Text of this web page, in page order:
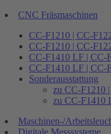
CNC Fräsmaschinen
CC-F1210 | CC-
CC-F1210 | CC-
CC-F1410 LF | CC-
CC-F1410 LF | CC-
Sonderausstattung
zu CC-F1210
zu CC-F1410
Maschinen-/
Digitale Messsysteme